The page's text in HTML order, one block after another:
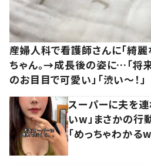
産婦人科で看護師さんに「綺
ちゃん。→成長後の姿に…「将来
のお目目で可愛い」「渋い～！」
スーパーに夫を
いw」まさかの行
「めっちゃわかる